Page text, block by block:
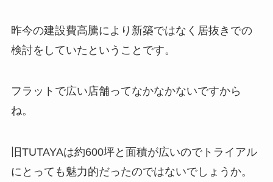
昨今の建設費高騰により新築ではなく居抜きでの
検討をしていたということです。
フラットで広い店舗ってなかなかないですから
ね。
旧TUTAYAは約600坪と面積が広いのでトライアル
にとっても魅力的だったのではないでしょうか。